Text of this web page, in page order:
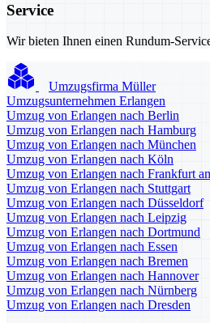
Service
Wir bieten Ihnen einen Rundum-
Umzugsfirma Müller
Umzugsunternehmen Erlangen
Umzug von Erlangen nach Berlin
Umzug von Erlangen nach Hamburg
Umzug von Erlangen nach München
Umzug von Erlangen nach Köln
Umzug von Erlangen nach Frankfurt
Umzug von Erlangen nach Stuttgart
Umzug von Erlangen nach Düsseldorf
Umzug von Erlangen nach Leipzig
Umzug von Erlangen nach Dortmund
Umzug von Erlangen nach Essen
Umzug von Erlangen nach Bremen
Umzug von Erlangen nach Hannover
Umzug von Erlangen nach Nürnberg
Umzug von Erlangen nach Dresden